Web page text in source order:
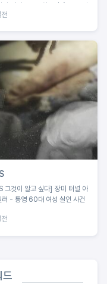
미 정리 완료” 최종선택 D-1 러
인 예측불가!
그것이 알고 싶다] 장미 터널 아
러 - 통영 60대 여성 살인 사건
드